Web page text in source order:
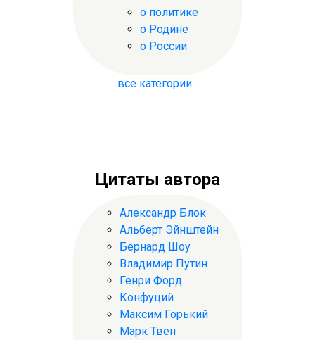
о политике
о Родине
о России
все категории...
Цитаты автора
Александр Блок
Альберт Эйнштейн
Бернард Шоу
Владимир Путин
Генри Форд
Конфуций
Максим Горький
Марк Твен